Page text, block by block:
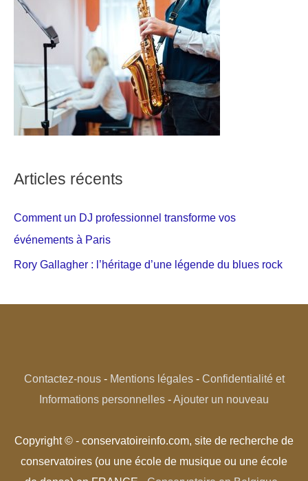
Articles récents
Comment un DJ professionnel transforme vos
événements à Paris
Rory Gallagher : l’héritage d’une légende du blues rock
Contactez-nous- Mentions légales- Confidentialité et
Informations personnelles -Ajouter un nouveau
Copyright © - conservatoireinfo.com, site de recherche de
conservatoires (ou une école de musique ou une école